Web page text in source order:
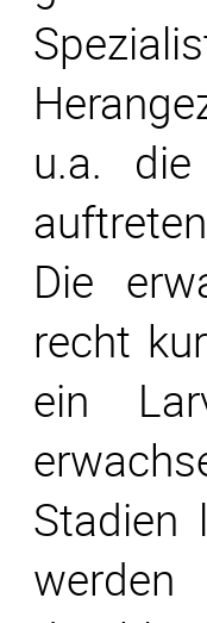
u.a.
Die
recht
ein
Stadien